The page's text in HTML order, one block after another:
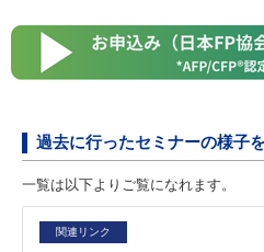
過去に行ったセミナーの様子
一覧は以下よりご覧になれます。
関連リンク